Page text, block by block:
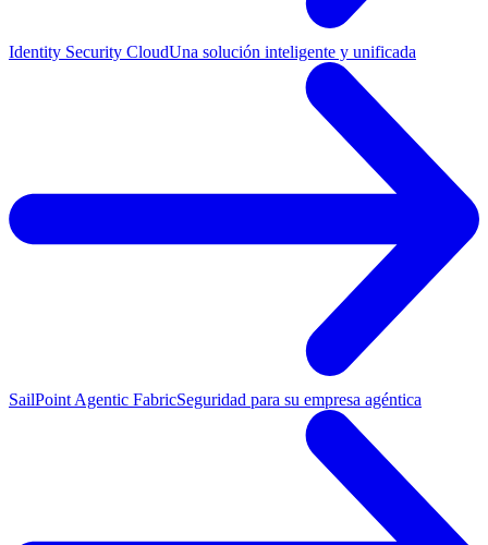
Identity Security CloudUna solución inteligente y unificada
SailPoint Agentic FabricSeguridad para su empresa agéntica